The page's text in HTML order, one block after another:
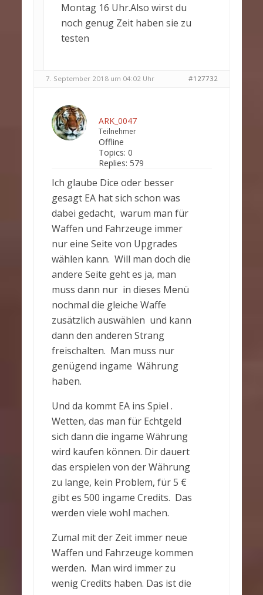
Montag 16 Uhr.Also wirst du
noch genug Zeit haben sie zu
testen
7. September 2018 um 04:02 Uhr #127732
ARK_0047
Teilnehmer
Offline
Topics: 0
Replies: 579
Ich glaube Dice oder besser
gesagt EA hat sich schon was
dabei gedacht, warum man für
Waffen und Fahrzeuge immer
nur eine Seite von Upgrades
wählen kann. Will man doch die
andere Seite geht es ja, man
muss dann nur in dieses Menü
nochmal die gleiche Waffe
zusätzlich auswählen und kann
dann den anderen Strang
freischalten. Man muss nur
genügend ingame Währung
haben.
Und da kommt EA ins Spiel .
Wetten, das man für Echtgeld
sich dann die ingame Währung
wird kaufen können. Dir dauert
das erspielen von der Währung
zu lange, kein Problem, für 5 €
gibt es 500 ingame Credits. Das
werden viele wohl machen.
Zumal mit der Zeit immer neue
Waffen und Fahrzeuge kommen
werden. Man wird immer zu
wenig Credits haben. Das ist die